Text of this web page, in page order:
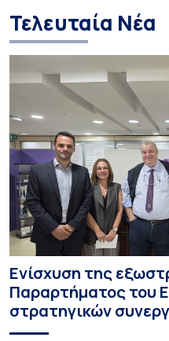
Τελευταία Νέα
Ενίσχυση της
Παραρτήματος του
στρατηγικών